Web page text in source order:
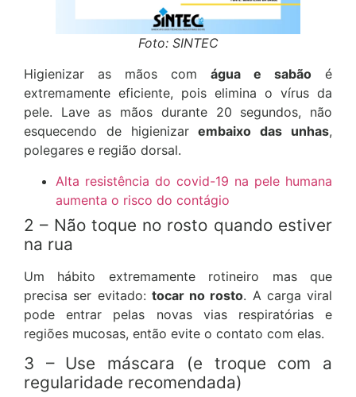
Foto: SINTEC
Higienizar as mãos com água e sabão é
extremamente eficiente, pois elimina o vírus da
pele. Lave as mãos durante 20 segundos, não
esquecendo de higienizarembaixo das unhas,
polegares e região dorsal.
Alta resistência do covid-19 na pele humana
aumenta o risco do contágio
2 – Não toque no rosto quando estiver
na rua
Um hábito extremamente rotineiro mas que
precisa ser evitado: tocar no rosto. A carga viral
pode entrar pelas novas vias respiratórias e
regiões mucosas, então evite o contato com elas.
3 – Use máscara (e troque com a
regularidade recomendada)